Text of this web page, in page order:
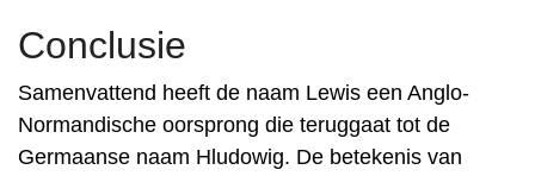
Conclusie
Samenvattend heeft de naam Lewis een Anglo-
Normandische oorsprong die teruggaat tot de
Germaanse naam Hludowig. De betekenis van